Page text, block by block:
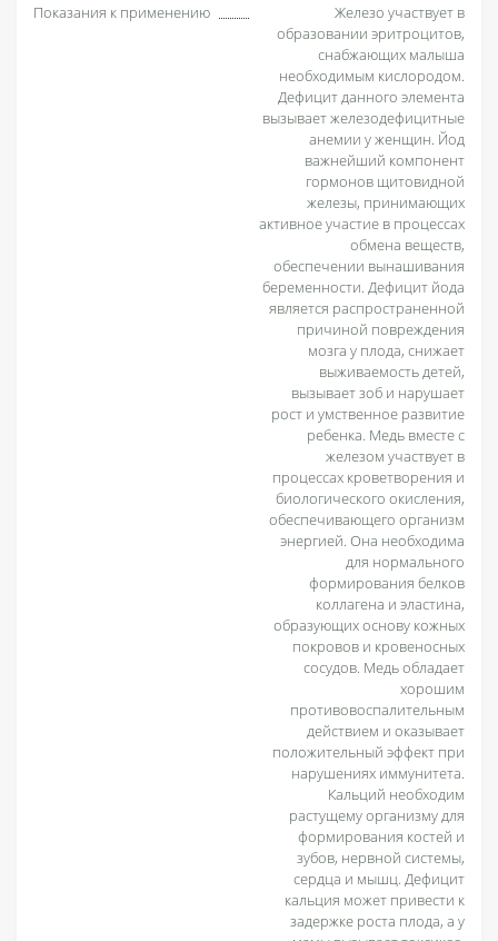
Показания к применению
Железо участвует в
образовании эритроцитов,
снабжающих малыша
необходимым кислородом.
Дефицит данного элемента
вызывает железодефицитные
анемии у женщин. Йод
важнейший компонент
гормонов щитовидной
железы, принимающих
активное участие в процессах
обмена веществ,
обеспечении вынашивания
беременности. Дефицит йода
является распространенной
причиной повреждения
мозга у плода, снижает
выживаемость детей,
вызывает зоб и нарушает
рост и умственное развитие
ребенка. Медь вместе с
железом участвует в
процессах кроветворения и
биологического окисления,
обеспечивающего организм
энергией. Она необходима
для нормального
формирования белков
коллагена и эластина,
образующих основу кожных
покровов и кровеносных
сосудов. Медь обладает
хорошим
противовоспалительным
действием и оказывает
положительный эффект при
нарушениях иммунитета.
Кальций необходим
растущему организму для
формирования костей и
зубов, нервной системы,
сердца и мышц. Дефицит
кальция может привести к
задержке роста плода, а у